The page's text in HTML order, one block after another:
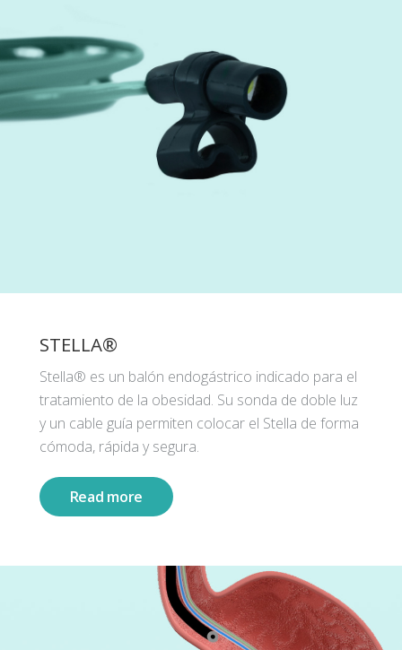
STELLA®
Stella® es un balón endogástrico indicado para el
tratamiento de la obesidad. Su sonda de doble luz
y un cable guía permiten colocar el Stella de forma
cómoda, rápida y segura.
Read more